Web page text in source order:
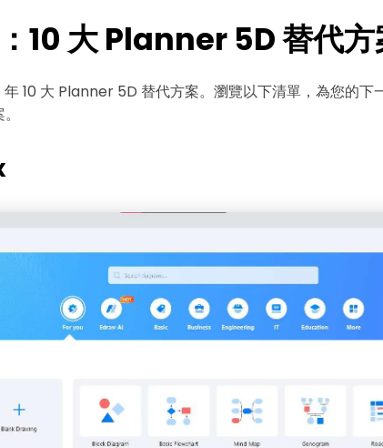
10 大 Planner 5D 替代方
10 大 Planner 5D 替代方案。瀏覽以下清單，為您的下